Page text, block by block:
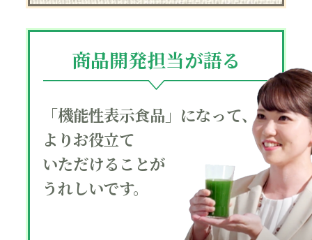
商品開発担当が語る
「機能性表示食品」になって、
よりお役立て
いただけることが
うれしいです。